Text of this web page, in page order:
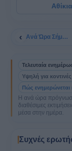
Αθίκια
‹ Ανά Ώρα Σήμερα
Τελευταία
Υψηλή για
Πώς
Η ανά ώρα πρόγνωση
διαθέσιμες
μέσα στην ημέρα.
Συχνές